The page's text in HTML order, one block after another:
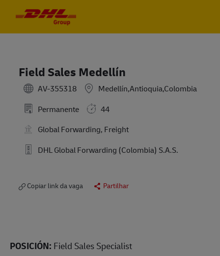
Field Sales Medellín
AV-355318
Medellín,Antioquia,Colombia
Permanente
44
Global Forwarding, Freight
DHL Global Forwarding (Colombia) S.A.S.
Copiar link da vaga Partilhar
POSICIÓN: Field Sales Specialist